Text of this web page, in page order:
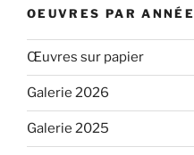
OEUVRES PAR ANNÉE
Œuvres sur papier
Galerie 2026
Galerie 2025